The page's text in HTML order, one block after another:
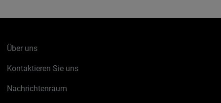
Über uns
Kontaktieren Sie uns
Nachrichtenraum